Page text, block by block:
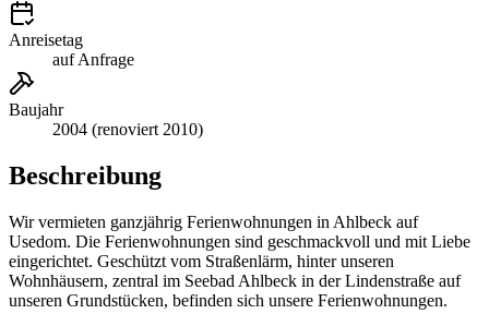
Anreisetag
auf Anfrage
Baujahr
2004 (renoviert 2010)
Beschreibung
Wir vermieten ganzjährig Ferienwohnungen in Ahlbeck auf
Usedom. Die Ferienwohnungen sind geschmackvoll und mit Liebe
eingerichtet. Geschützt vom Straßenlärm, hinter unseren
Wohnhäusern, zentral im Seebad Ahlbeck in der Lindenstraße auf
unseren Grundstücken, befinden sich unsere Ferienwohnungen.